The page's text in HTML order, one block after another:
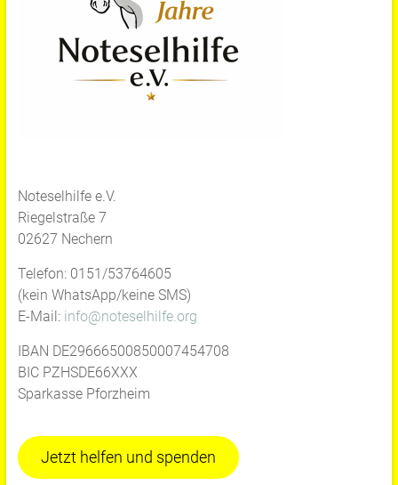
Noteselhilfe e.V.
Riegelstraße 7
02627 Nechern
Telefon: 0151/53764605
(kein WhatsApp/keine SMS)
E-Mail: info@noteselhilfe.org
IBAN DE29666500850007454708
BIC PZHSDE66XXX
Sparkasse Pforzheim
Jetzt helfen und spenden